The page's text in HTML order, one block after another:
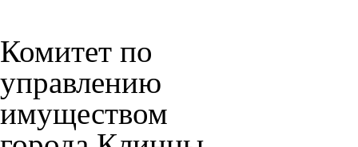
Комитет по
управлению
имуществом